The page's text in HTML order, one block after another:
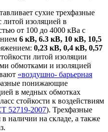
сухие трехфазные
изоляцией в
от 100 до 4000 кВа с
6 кВ, 6.3 кВ, 10 кВ, 10,5
0,23 кВ, 0,4 кВ, 0,57
литой изоляции
обмотками и изоляцией
«воздушно- барьерная
понижающие
в медных обмотках
стойкости к воздействиям
52719-2007). Трехфазные
наличии на складе, а также